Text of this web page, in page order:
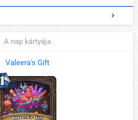
A nap kártyája
Valeera's Gift